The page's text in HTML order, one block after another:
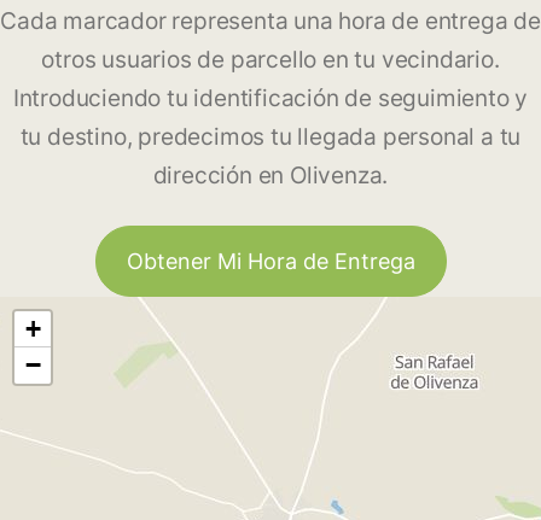
Cada marcador representa una hora de entrega de
otros usuarios de parcello en tu vecindario.
Introduciendo tu identificación de seguimiento y
tu destino, predecimos tu llegada personal a tu
dirección en Olivenza.
Obtener Mi Hora de Entrega
+
−